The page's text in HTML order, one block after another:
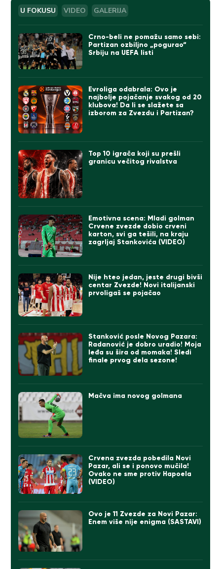
U FOKUSU VIDEO GALERIJA
Crno-beli ne pomažu samo sebi:
Partizan ozbiljno „pogurao“
Srbiju na UEFA listi
Evroliga odabrala: Ovo je
najbolje pojačanje svakog od 20
klubova! Da li se slažete sa
izborom za Zvezdu i Partizan?
Top 10 igrača koji su prešli
granicu večitog rivalstva
Emotivna scena: Mladi golman
Crvene zvezde dobio crveni
karton, svi ga tešili, na kraju
zagrljaj Stankovića (VIDEO)
Nije hteo jedan, jeste drugi bivši
centar Zvezde! Novi italijanski
prvoligaš se pojačao
Stanković posle Novog Pazara:
Radanović je dobro uradio! Moja
leđa su šira od momaka! Sledi
finale prvog dela sezone!
Mačva ima novog golmana
Crvena zvezda pobedila Novi
Pazar, ali se i ponovo mučila!
Ovako ne sme protiv Hapoela
(VIDEO)
Ovo je 11 Zvezde za Novi Pazar:
Enem više nije enigma (SASTAVI)